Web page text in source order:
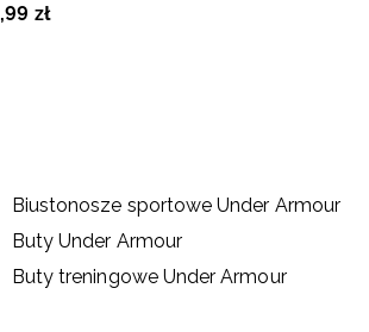
,99 zł
Biustonosze sportowe Under Armour
Buty Under Armour
Buty treningowe Under Armour